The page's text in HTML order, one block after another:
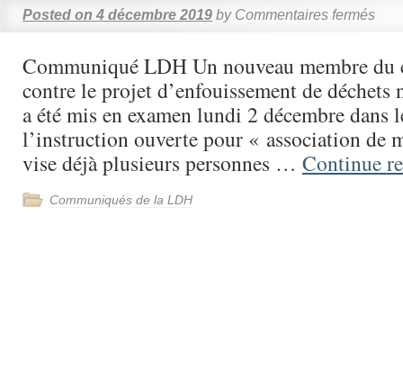
Posted on 4 décembre 2019 by Commentaires fermés
Communiqué LDH Un nouveau membre
contre le projet d’enfouissement de déchets
a été mis en examen lundi 2 décembre dans
l’instruction ouverte pour « association de
vise déjà plusieurs personnes … Continue
Communiqués de la LDH